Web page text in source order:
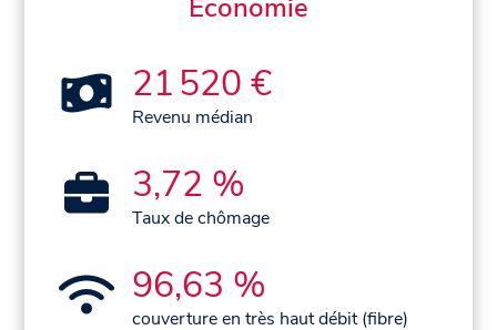
Économie
21 520 €
Revenu médian
3,72 %
Taux de chômage
96,63 %
couverture en très haut débit (fibre)